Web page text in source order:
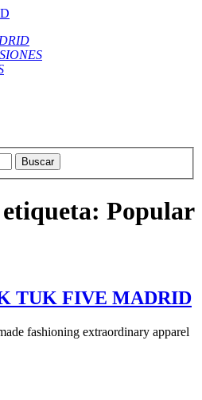
Popular
TUK FIVE MADRID
fashioning extraordinary apparel